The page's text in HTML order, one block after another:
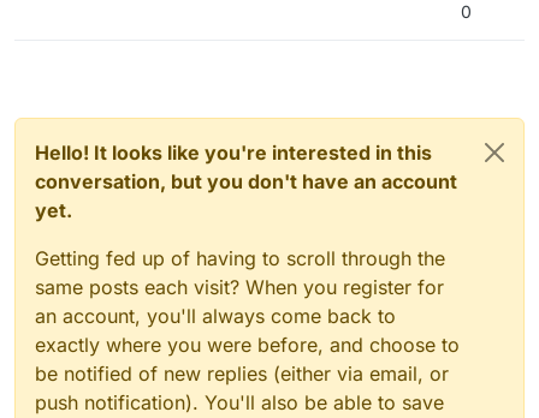
0
Hello! It looks like you're interested in this
conversation, but you don't have an account
yet.
Getting fed up of having to scroll through the
same posts each visit? When you register for
an account, you'll always come back to
exactly where you were before, and choose to
be notified of new replies (either via email, or
push notification). You'll also be able to save